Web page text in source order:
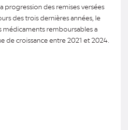
progression des remises versées
des trois dernières années, le
médicaments remboursables a
de croissance entre 2021 et 2024.